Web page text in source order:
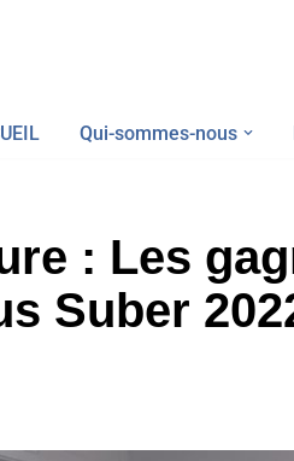
Qui-sommes-nous
: Les
Suber